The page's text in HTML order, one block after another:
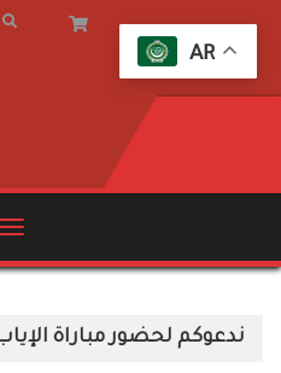
ندعوكم لحضور مباراة
AR